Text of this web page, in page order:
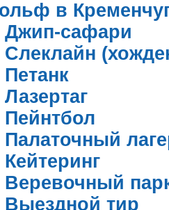
в
Джип-сафари
Слеклайн
Петанк
Лазертаг
Пейнтбол
Палаточный
Кейтеринг
Веревочный
Выездной тир